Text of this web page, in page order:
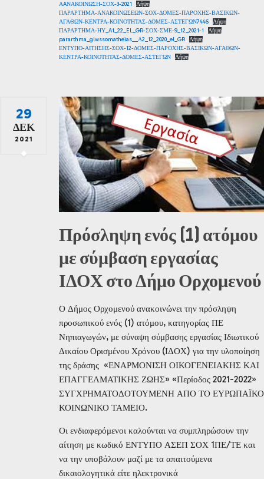
ΑAΝΑΚΟΙΝΩΣΗ-ΣΟΧ-3-2021
Λήψη
ΠΑΡΑΡΤΗΜΑ-ΑΝΑΚΟΙΝΩΣΕΩΝ-ΣΟΧ-ΔΟΜΕΣ-ΠΑΡΟΧΗΣ-ΒΑΣΙΚΩΝ-
ΑΓΑΘΩΝ-ΚΕΝΤΡΑ-ΚΟΙΝΟΤΗΤΑΣ-ΔΟΜΕΣ-ΑΣΤΕΓΩΝ7446
Λήψη
ΠΑΡΑΡΤΗΜΑ-ΗΥ_A1_22_EL_GR-ΣΟΧ-ΣΜΕ-9_12_2021-1
Λήψη
pararthma_glwssomatheias__Α2_12_2020_el_GR
Λήψη
ΕΝΤΥΠΟ-ΑΙΤΗΣΗΣ-ΣΟΧ-12-ΔΟΜΕΣ-ΠΑΡΟΧΗΣ-ΒΑΣΙΚΩΝ-ΑΓΑΘΩΝ-
ΚΕΝΤΡΑ-ΚΟΙΝΟΤΗΤΑΣ-ΔΟΜΕΣ-ΑΣΤΕΓΩΝ
Λήψη
29
ΔΕΚ
2021
Πρόσληψη ενός (1) ατόμου
με σύμβαση εργασίας
ΙΔΟΧ στο Δήμο Ορχομενού
Ο Δήμος Ορχομενού ανακοινώνει την πρόσληψη
προσωπικού ενός (1) ατόμου, κατηγορίας ΠΕ
Νηπιαγωγών, με σύναψη σύμβασης εργασίας Ιδιωτικού
Δικαίου Ορισμένου Χρόνου (ΙΔΟΧ) για την υλοποίηση
της δράσης «ΕΝΑΡΜΟΝΙΣΗ ΟΙΚΟΓΕΝΕΙΑΚΗΣ ΚΑΙ
ΕΠΑΓΓΕΛΜΑΤΙΚΗΣ ΖΩΗΣ» «Περίοδος 2021-2022»
ΣΥΓΧΡΗΜΑΤΟΔΟΤΟΥΜΕΝΗ ΑΠΟ ΤΟ ΕΥΡΩΠΑΪΚΟ
ΚΟΙΝΩΝΙΚΟ ΤΑΜΕΙΟ.
Οι ενδιαφερόμενοι καλούνται να συμπληρώσουν την
αίτηση με κωδικό ΕΝΤΥΠΟ ΑΣΕΠ ΣΟΧ 1ΠΕ/ΤΕ και
να την υποβάλουν μαζί με τα απαιτούμενα
δικαιολογητικά είτε ηλεκτρονικά